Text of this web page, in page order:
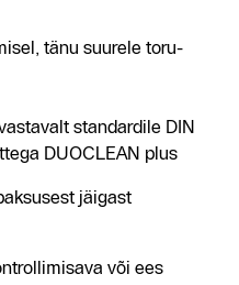
tänu suurele toru-
standardile DIN
DUOCLEAN plus
jäigast
või ees